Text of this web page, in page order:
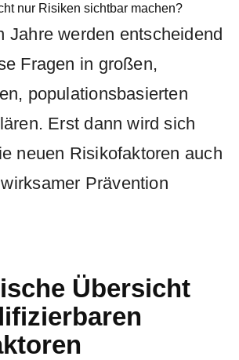
nur Risiken sichtbar machen?
Jahre werden entscheidend
Fragen in großen,
populationsbasierten
Erst dann wird sich
neuen Risikofaktoren auch
Prävention
Übersicht